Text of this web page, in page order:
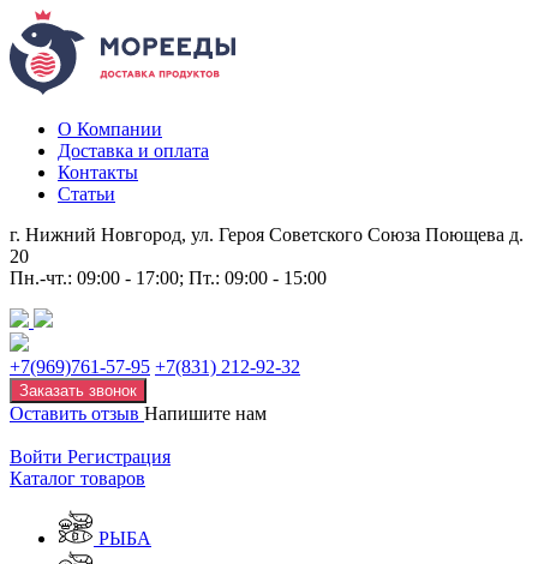
О Компании
Доставка и оплата
Контакты
Статьи
г. Нижний Новгород, ул. Героя Советского Союза Поющева д.
20
Пн.-чт.: 09:00 - 17:00; Пт.: 09:00 - 15:00
+7(969)761-57-95 +7(831) 212-92-32
Заказать звонок
Оставить отзыв Напишите нам
Войти Регистрация
Каталог товаров
РЫБА